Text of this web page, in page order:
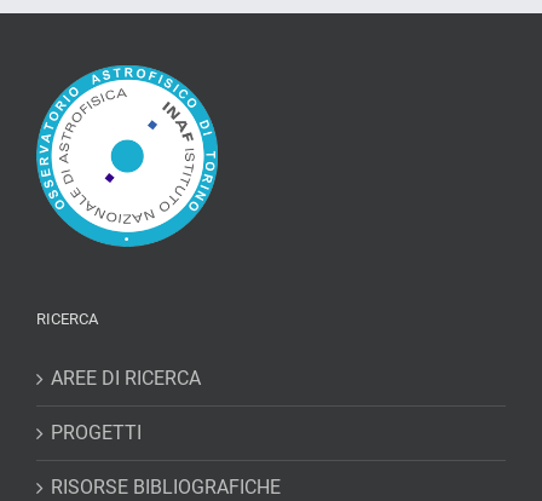
RICERCA
AREE DI RICERCA
PROGETTI
RISORSE BIBLIOGRAFICHE